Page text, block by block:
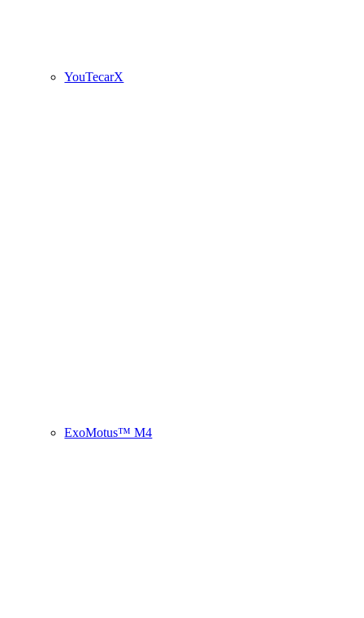
YouTecarX
ExoMotus™ M4